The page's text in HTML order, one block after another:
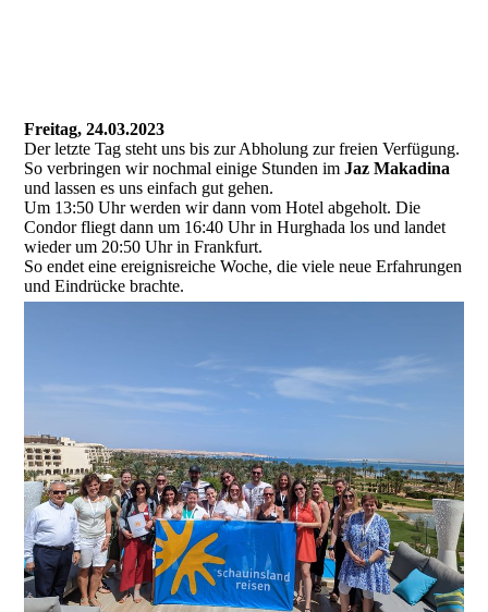
Freitag, 24.03.2023
Der letzte Tag steht uns bis zur Abholung zur freien Verfügung.
So verbringen wir nochmal einige Stunden imJaz Makadina
und lassen es uns einfach gut gehen.
Um 13:50 Uhr werden wir dann vom Hotel abgeholt. Die
Condor fliegt dann um 16:40 Uhr in Hurghada los und landet
wieder um 20:50 Uhr in Frankfurt.
So endet eine ereignisreiche Woche, die viele neue Erfahrungen
und Eindrücke brachte.